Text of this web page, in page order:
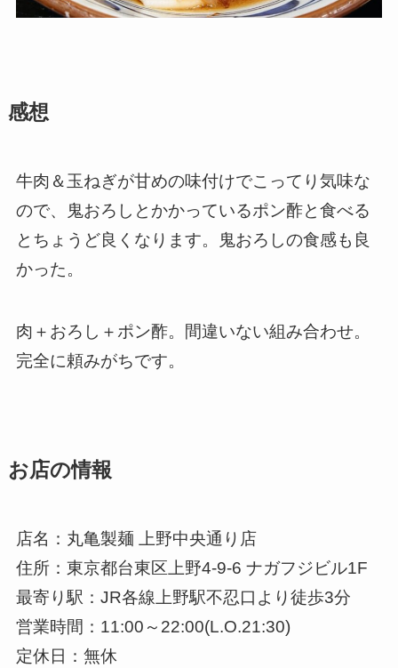
感想
牛肉＆玉ねぎが甘めの味付けでこってり気味な
ので、鬼おろしとかかっているポン酢と食べる
とちょうど良くなります。鬼おろしの食感も良
かった。
肉＋おろし＋ポン酢。間違いない組み合わせ。
完全に頼みがちです。
お店の情報
店名：丸亀製麺 上野中央通り店
住所：東京都台東区上野4-9-6 ナガフジビル1F
最寄り駅：JR各線上野駅不忍口より徒歩3分
営業時間：11:00～22:00(L.O.21:30)
定休日：無休